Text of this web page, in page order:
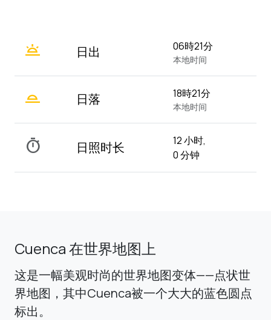
wb_twilight 日出 06時21分
本地时间
wb_twilight_2 日落 18時21分
本地时间
timer 日照时长
12 小时,
0 分钟
Cuenca 在世界地图上
这是一幅美观时尚的世界地图变体——点状世
界地图，其中Cuenca被一个大大的蓝色圆点
标出。